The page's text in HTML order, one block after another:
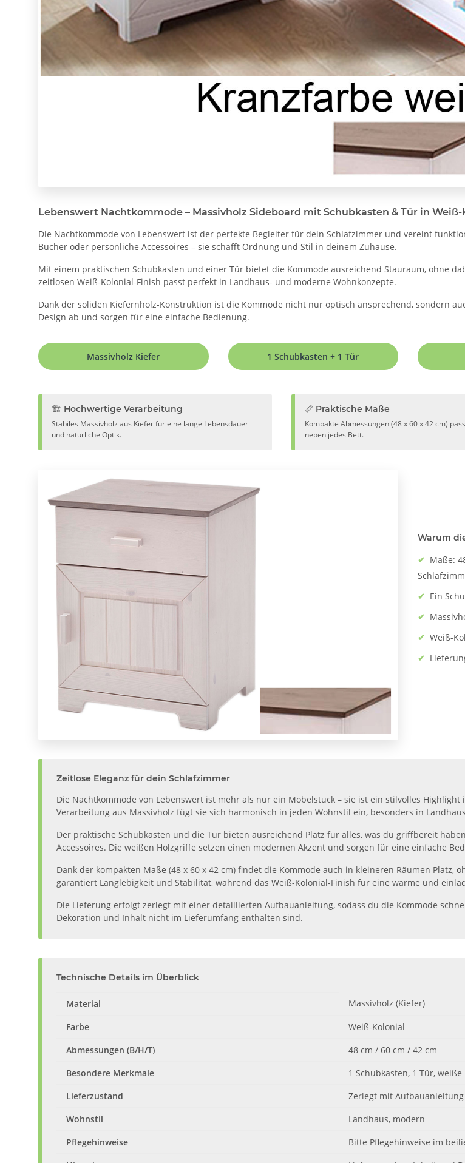
Lebenswert Nachtkommode – Massivholz Sideboard mit Schubkasten & Tür in
Die Nachtkommode von Lebenswert ist der perfekte Begleiter für dein Schlafzimmer und vereint
Bücher oder persönliche Accessoires – sie schafft Ordnung und Stil in deinem Zuhause.
Mit einem praktischen Schubkasten und einer Tür bietet die Kommode ausreichend Stauraum, ohne
zeitlosen Weiß-Kolonial-Finish passt perfekt in Landhaus- und moderne Wohnkonzepte.
Dank der soliden Kiefernholz-Konstruktion ist die Kommode nicht nur optisch ansprechend, sondern
Design ab und sorgen für eine einfache Bedienung.
Massivholz Kiefer 1 Schubkasten + 1 Tür
🏗️ Hochwertige Verarbeitung
Stabiles Massivholz aus Kiefer für eine lange Lebensdauer
und natürliche Optik.
📏 Praktische Maße
Kompakte Abmessungen (48 x 60 x 42 cm)
neben jedes Bett.
Warum
✔ Maße:
✔ Ein
✔
✔ Weiß-
✔
Zeitlose Eleganz für dein Schlafzimmer
Die Nachtkommode von Lebenswert ist mehr als nur ein Möbelstück – sie ist ein stilvolles
Verarbeitung aus Massivholz fügt sie sich harmonisch in jeden Wohnstil ein, besonders in
Der praktische Schubkasten und die Tür bieten ausreichend Platz für alles, was du griffbereit
Accessoires. Die weißen Holzgriffe setzen einen modernen Akzent und sorgen für eine einfache
Dank der kompakten Maße (48 x 60 x 42 cm) findet die Kommode auch in kleineren Räumen
garantiert Langlebigkeit und Stabilität, während das Weiß-Kolonial-Finish für eine warme und
Die Lieferung erfolgt zerlegt mit einer detaillierten Aufbauanleitung, sodass du die Kommode
Dekoration und Inhalt nicht im Lieferumfang enthalten sind.
Technische Details im Überblick
Material Massivholz (Kiefer)
Farbe
Weiß-Kolonial
Abmessungen (B/H/T)
48 cm / 60 cm / 42 cm
Besondere Merkmale
1 Schubkasten, 1 Tür,
Lieferzustand
Zerlegt mit Aufbauanleitung
Wohnstil
Landhaus, modern
Pflegehinweise
Bitte Pflegehinweise im